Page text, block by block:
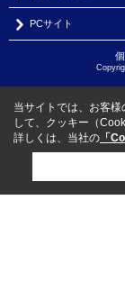
PCサイト
当サイトでは、お客
して、クッキー（
詳しくは、当社の 「